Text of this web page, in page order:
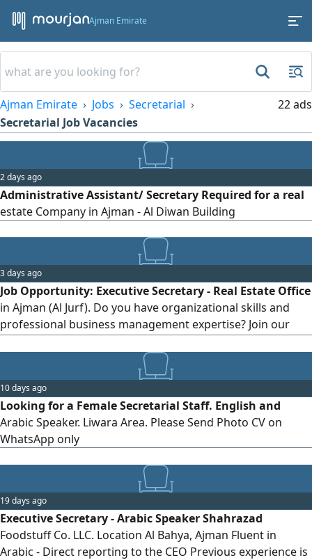
Ajman Emirate
Ajman Emirate Jobs
Secretarial
Secretarial Job Vacancies
22 ads
2 days ago
Administrative Assistant/ Secretary Required for a real
estate Company in Ajman - Al Diwan Building
3 days ago
Job Opportunity: Executive Secretary - Real Estate Office
in Ajman (Al Jurf). Do you have organizational skills and
professional business management expertise? Join our
Requirements: University degree. Proficiency in Microsoft
Office programs. Proficiency in both Arabic and English.
Organizational, communication, and time management
skills. Salary: AED 3,000 per month. To apply, please send
your CV via WhatsApp to the number...
10 days ago
Looking for a Female Secretarial Staff. English and
Arabic Speaker. Liwara Area. Please Send Photo CV on
WhatsApp only
19 days ago
Executive Secretary - Arabic Speaker Shahrazad
Foodstuff Co. LLC. Location Al Bahya, Ajman Fluent in
Arabic - Direct reporting to the CEO Previous experience is